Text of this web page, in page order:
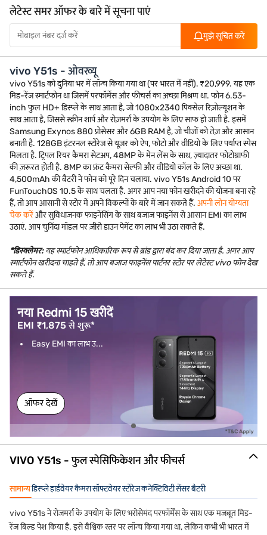
लेटेस्ट समर ऑफर के बारे में सूचना पाएं
मुझे सूचित करें
vivo Y51s - ओवरव्यू
vivo Y51s को दुनिया भर में लॉन्च किया गया था (पर भारत में नहीं). ₹20,999. यह एक
मिड-रेंज स्मार्टफोन था जिसमें परफॉर्मेंस और फीचर्स का अच्छा मिश्रण था. फोन 6.53-
inch फुल HD+ डिस्प्ले के साथ आता है, जो 1080x2340 पिक्सेल रिज़ोल्यूशन के
साथ आता है, जिससे स्क्रीन शार्प और रोज़मर्रा के उपयोग के लिए साफ हो जाती है. इसमें
Samsung Exynos 880 प्रोसेसर और 6GB RAM है, जो चीजों को तेज़ और आसान
बनाती है. 128GB इंटरनल स्टोरेज से यूज़र को ऐप, फोटो और वीडियो के लिए पर्याप्त स्पेस
मिलता है. ट्रिपल रियर कैमरा सेटअप, 48MP के मेन लेंस के साथ, ज़्यादातर फोटोग्राफी
की ज़रूरत होती है. 8MP का फ्रंट कैमरा सेल्फी और वीडियो कॉल के लिए अच्छा था.
4,500mAh की बैटरी ने फोन को पूरे दिन चलाया. vivo Y51s Android 10 पर
FunTouchOS 10.5 के साथ चलता है. अगर आप नया फोन खरीदने की योजना बना रहे
हैं, तो आप आसानी से स्टोर में अपने विकल्पों के बारे में जान सकते हैं. अपनी लोन योग्यता
चेक करेंऔर सुविधाजनक फाइनेंसिंग के साथ बजाज फाइनेंस से आसान EMI का लाभ
उठाएं. आप चुनिंदा मॉडल पर ज़ीरो डाउन पेमेंट का लाभ भी उठा सकते हैं.
*डिस्क्लेमर:यह स्मार्टफोन आधिकारिक रूप से ब्रांड द्वारा बंद कर दिया जाता है. अगर आप
स्मार्टफोन खरीदना चाहते हैं, तो आप बजाज फाइनेंस पार्टनर स्टोर पर लेटेस्ट vivo फोन देख
सकते हैं.
नया Redmi 15 खरीदें
EMI ₹1,875 से शुरू*
Easy EMI का लाभ उ...
ऑफर देखें
VIVO Y51s - फुल स्पेसिफिकेशन और फीचर्स
सामान्यडिस्प्लेहार्डवेयरकैमरासॉफ्टवेयरस्टोरेजकनेक्टिविटीसेंसरबैटरी
vivo Y51s ने रोजमर्रा के उपयोग के लिए भरोसेमंद परफॉर्मेंस के साथ एक मजबूत मिड-
रेंज बिल्ड पेश किया है. इसे वैश्विक स्तर पर लॉन्च किया गया था, लेकिन कभी भी भारत में